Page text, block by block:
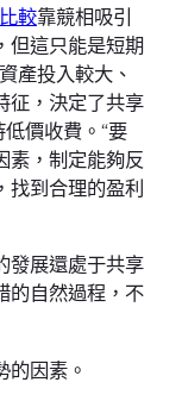
較靠競相吸引
但這只能是短期
產投入較大、
征，決定了共享
價收費。“要
素，制定能夠反
找到合理的盈利
發展還處于共享
的自然過程，不
因素。